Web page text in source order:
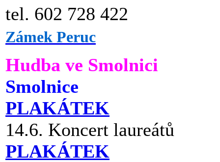
tel. 602 728 422
Zámek Peruc
Hudba ve Smolnici
Smolnice
PLAKÁTEK
14.6. Koncert laureátů
PLAKÁTEK